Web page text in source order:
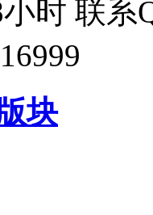
时 联系
块